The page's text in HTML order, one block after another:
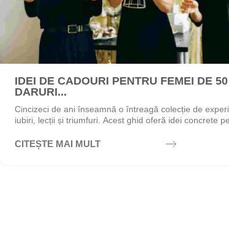
IDEI DE CADOURI PENTRU FEMEI DE
DARURI...
Cincizeci de ani înseamnă o întreagă colecție de
iubiri, lecții și triumfuri. Acest ghid oferă idei concrete
CITEȘTE MAI MULT